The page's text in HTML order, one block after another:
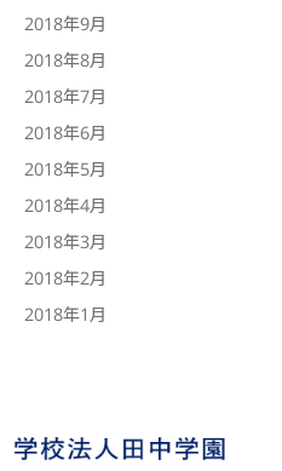
2018年9月
2018年8月
2018年7月
2018年6月
2018年5月
2018年4月
2018年3月
2018年2月
2018年1月